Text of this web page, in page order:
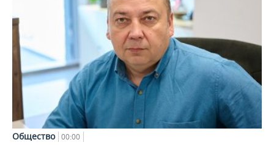
Общество 00:00